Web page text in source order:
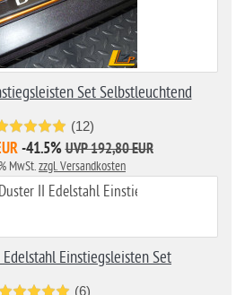
Set Selbstleuchtend
(12)
-41.5% UVP 192,80 EUR
MwSt.zzgl. Versandkosten
Einstiegsleisten Set
(6)